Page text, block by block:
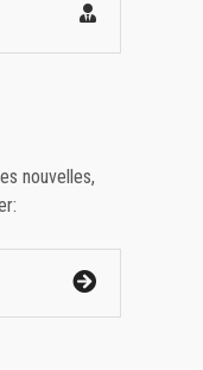
nouvelles,